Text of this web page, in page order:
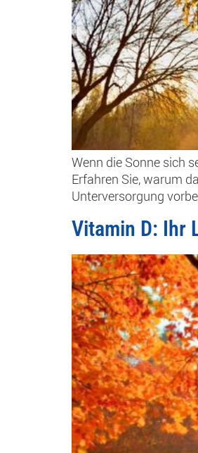
Wenn die Sonne sich
Erfahren Sie, warum
Unterversorgung
Vitamin D: Ihr